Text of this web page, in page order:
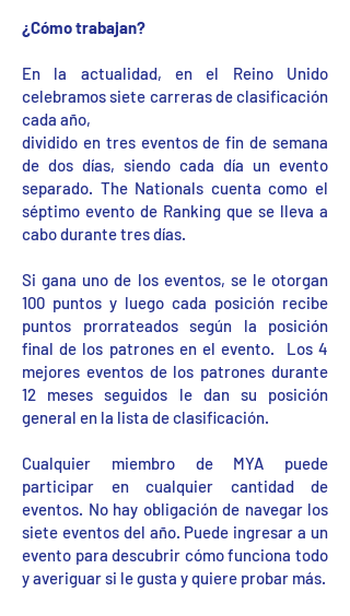
¿Cómo trabajan?
En la actualidad, en el Reino Unido
celebramos siete carreras de clasificación
cada año,
dividido en tres eventos de fin de semana
de dos días, siendo cada día un evento
separado. The Nationals cuenta como el
séptimo evento de Ranking que se lleva a
cabo durante tres días.
Si gana uno de los eventos, se le otorgan
100 puntos y luego cada posición recibe
puntos prorrateados según la posición
final de los patrones en el evento. Los 4
mejores eventos de los patrones durante
12 meses seguidos le dan su posición
general en la lista de clasificación.
Cualquier miembro de MYA puede
participar en cualquier cantidad de
eventos. No hay obligación de navegar los
siete eventos del año. Puede ingresar a un
evento para descubrir cómo funciona todo
y averiguar si le gusta y quiere probar más.